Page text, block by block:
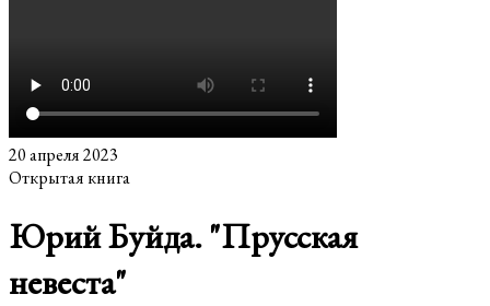
20 апреля 2023
Открытая книга
Юрий Буйда. "Прусская
невеста"